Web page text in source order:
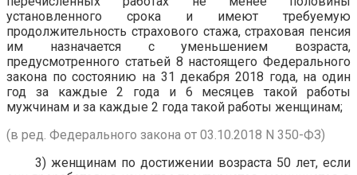
установленного срока и имеют требуемую
продолжительность страхового стажа, страховая пенсия
им назначается с уменьшением возраста,
предусмотренного статьей 8 настоящего Федерального
закона по состоянию на 31 декабря 2018 года, на один
год за каждые 2 года и 6 месяцев такой работы
мужчинам и за каждые 2 года такой работы женщинам;
(в ред. Федерального закона от 03.10.2018 N 350-ФЗ)
3) женщинам по достижении возраста 50 лет, если